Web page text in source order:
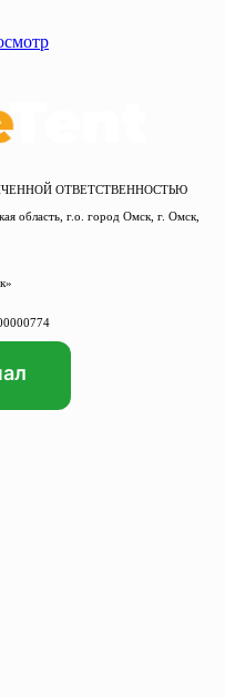
ОТВЕТСТВЕННОСТЬЮ
область, г.о. город Омск, г. Омск,